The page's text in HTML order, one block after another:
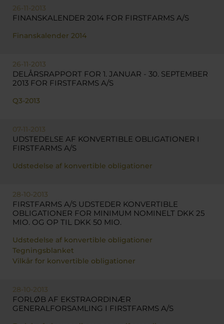
26-11-2013
FINANSKALENDER 2014 FOR FIRSTFARMS A/S
Finanskalender 2014
26-11-2013
DELÅRSRAPPORT FOR 1. JANUAR - 30. SEPTEMBER
2013 FOR FIRSTFARMS A/S
Q3-2013
07-11-2013
UDSTEDELSE AF KONVERTIBLE OBLIGATIONER I
FIRSTFARMS A/S
Udstedelse af konvertible obligationer
28-10-2013
FIRSTFARMS A/S UDSTEDER KONVERTIBLE
OBLIGATIONER FOR MINIMUM NOMINELT DKK 25
MIO. OG OP TIL DKK 50 MIO.
Udstedelse af konvertible obligationer
Tegningsblanket
Vilkår for konvertible obligationer
28-10-2013
FORLØB AF EKSTRAORDINÆR
GENERALFORSAMLING I FIRSTFARMS A/S